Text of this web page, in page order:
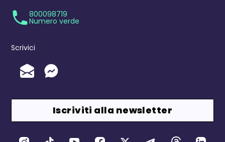
800098719
Numero verde
Scrivici
Invia un'Email
Messenger
Iscriviti alla newsletter
Canali Social